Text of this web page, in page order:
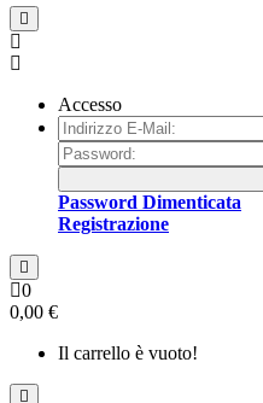
Accesso
Password Dimenticata
Registrazione
0
0,00 €
Il carrello è vuoto!